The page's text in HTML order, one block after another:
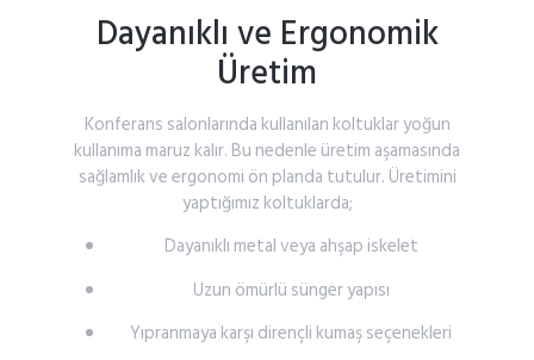
Dayanıklı ve Ergonomik
Üretim
Konferans salonlarında kullanılan koltuklaryoğun
kullanıma maruz kalır. Bu nedenle üretim aşamasında
sağlamlıkveergonomi ön planda tutulur. Üretimini
yaptığımız koltuklarda;
Dayanıklı metalveya ahşap iskelet
Uzun ömürlü süngeryapısı
Yıpranmaya karşı dirençli kumaşseçenekleri